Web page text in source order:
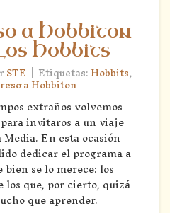
a Hobbiton
Hobbits
STE | Etiquetas:Hobbits,
a Hobbiton
extraños volvemos
invitaros a un viaje
En esta ocasión
dedicar el programa a
bien se lo merece: los
los que, por cierto, quizá
que aprender.